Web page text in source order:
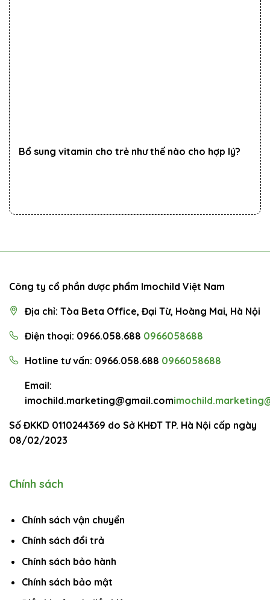
Bổ sung vitamin cho trẻ như thế nào cho hợp lý?
Công ty cổ phần dược phẩm Imochild Việt Nam
Địa chỉ: Tòa Beta Office, Đại Từ, Hoàng Mai, Hà Nội
Điện thoại: 0966.058.688 0966058688
Hotline tư vấn: 0966.058.688 0966058688
Email:
imochild.marketing@gmail.com
Số ĐKKD 0110244369 do Sở KHĐT TP. Hà Nội cấp ngày
08/02/2023
Chính sách
Chính sách vận chuyển
Chính sách đổi trả
Chính sách bảo hành
Chính sách bảo mật